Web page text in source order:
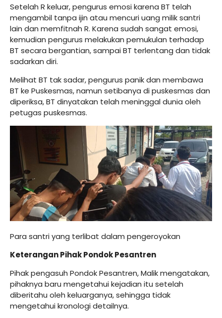
Setelah R keluar, pengurus emosi karena BT telah
mengambil tanpa ijin atau mencuri uang milik santri
lain dan memfitnah R. Karena sudah sangat emosi,
kemudian pengurus melakukan pemukulan terhadap
BT secara bergantian, sampai BT terlentang dan tidak
sadarkan diri.
Melihat BT tak sadar, pengurus panik dan membawa
BT ke Puskesmas, namun setibanya di puskesmas dan
diperiksa, BT dinyatakan telah meninggal dunia oleh
petugas puskesmas.
Para santri yang terlibat dalam pengeroyokan
Keterangan Pihak Pondok Pesantren
Pihak pengasuh Pondok Pesantren, Malik mengatakan,
pihaknya baru mengetahui kejadian itu setelah
diberitahu oleh keluarganya, sehingga tidak
mengetahui kronologi detailnya.